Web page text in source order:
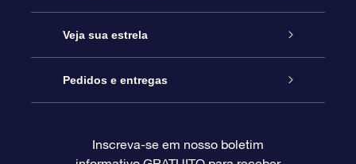
Entre em contato conosco
Blog
Presente estrelar on-line
Pacote de presente da OSR
Veja sua estrela
Star Register
Pedidos e entregas
Inscreva-se em nosso boletim